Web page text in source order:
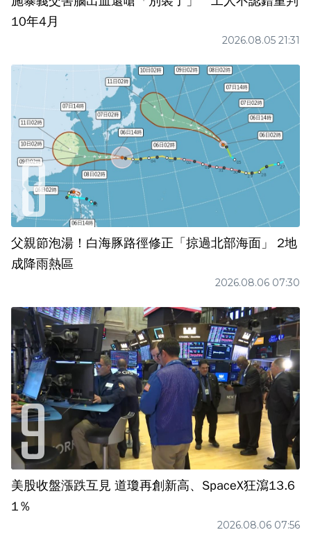
10年4月
2026.08.05 21:31
父親節泡湯！白海豚路徑修正「掠過北部海面」 2地
成降雨熱區
2026.08.06 07:30
美股收盤漲跌互見 道瓊再創新高、SpaceX狂瀉13.6
1％
2026.08.06 07:56